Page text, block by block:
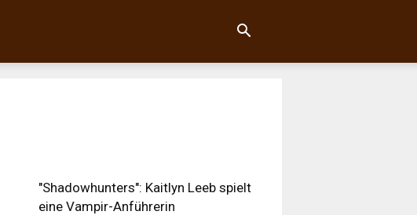
"Shadowhunters": Kaitlyn Leeb spielt
eine Vampir-Anführerin